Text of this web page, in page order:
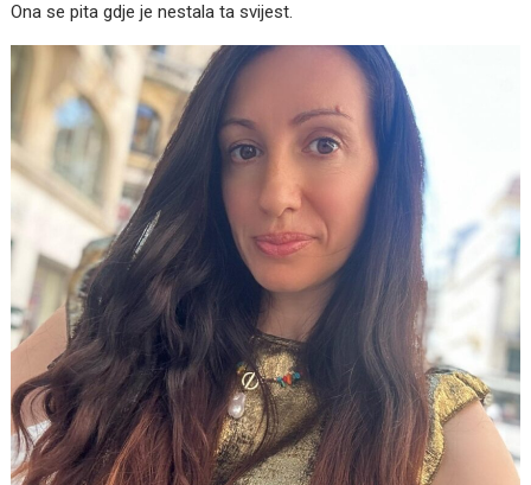
Ona se pita gdje je nestala ta svijest.